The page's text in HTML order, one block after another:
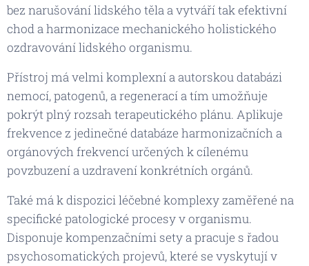
bez narušování lidského těla a vytváří tak efektivní
chod a harmonizace mechanického holistického
ozdravování lidského organismu.
Přístroj má velmi komplexní a autorskou databázi
nemocí, patogenů, a regenerací a tím umožňuje
pokrýt plný rozsah terapeutického plánu. Aplikuje
frekvence z jedinečné databáze harmonizačních a
orgánových frekvencí určených k cílenému
povzbuzení a uzdravení konkrétních orgánů.
Také má k dispozici léčebné komplexy zaměřené na
specifické patologické procesy v organismu.
Disponuje kompenzačními sety a pracuje s řadou
psychosomatických projevů, které se vyskytují v